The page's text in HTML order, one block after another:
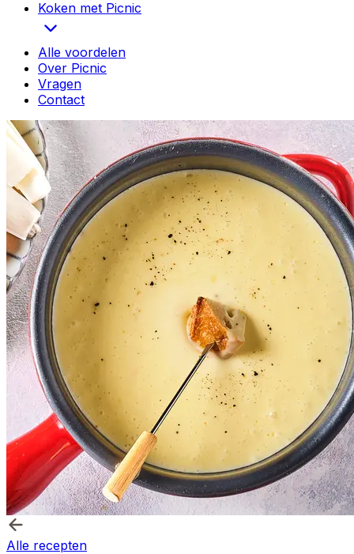
Koken met Picnic
Alle voordelen
Over Picnic
Vragen
Contact
Alle recepten